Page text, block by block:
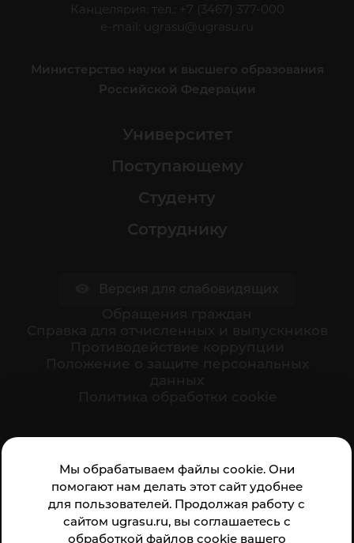
Мы обрабатываем файлы cookie. Они
помогают нам делать этот сайт удобнее
для пользователей. Продолжая работу с
сайтом ugrasu.ru, вы соглашаетесь с
обработкой файлов cookie вашего
Канцелярия: тел.: +7 (3467) 377-000
e-mail:
ugrasu@ugrasu.ru
Министерство науки и высшего образования
Российской Федерации
Университет
Поступающему
Студенту
Сотруднику
организации: